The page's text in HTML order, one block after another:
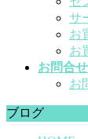
サ
お
お
お問合
お
ブログ